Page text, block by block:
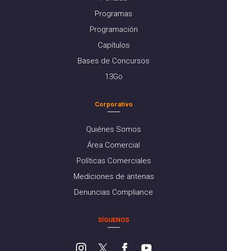
Programas
Programación
Capítulos
Bases de Concursos
13Go
Corporativo
Quiénes Somos
Área Comercial
Políticas Comerciales
Mediciones de antenas
Denuncias Compliance
SÍGUENOS